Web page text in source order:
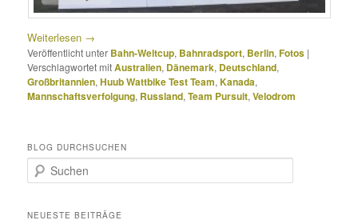
Weiterlesen →
Veröffentlicht unter Bahn-Weltcup, Bahnradsport, Berlin,Fotos |
Verschlagwortet mitAustralien, Dänemark, Deutschland,
Großbritannien,Huub Wattbike Test Team,Kanada,
Mannschaftsverfolgung, Russland,Team Pursuit,Velodrom
BLOG DURCHSUCHEN
u
h
NEUESTE BEITRÄGE